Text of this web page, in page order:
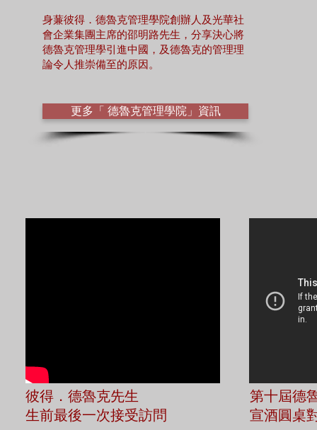
身蒹彼得．德魯克管理學院創辦人及光華社
會企業集團主席的邵明路先生，分享決心將
德魯克管理學引進中國，及德魯克的管理理
論令人推崇備至的原因。
更多「 德魯克管理學院」資訊
彼得．德魯克先生
生前最後一次接受訪問
第十屆德
宣酒圓桌